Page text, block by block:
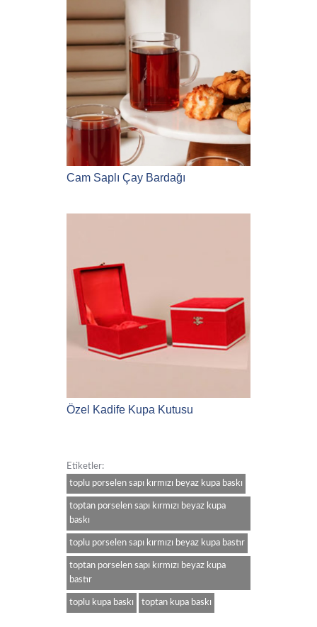
Cam Saplı Çay Bardağı
Özel Kadife Kupa Kutusu
Etiketler:
toplu porselen sapı kırmızı beyaz kupa baskı
toptan porselen sapı kırmızı beyaz kupa
baskı
toplu porselen sapı kırmızı beyaz kupa bastır
toptan porselen sapı kırmızı beyaz kupa
bastır
toplu kupa baskı toptan kupa baskı